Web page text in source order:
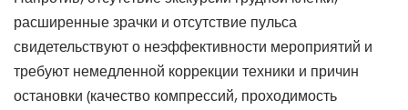
расширенные зрачки и отсутствие пульса
свидетельствуют о неэффективности мероприятий и
требуют немедленной коррекции техники и причин
остановки (качество компрессий, проходимость